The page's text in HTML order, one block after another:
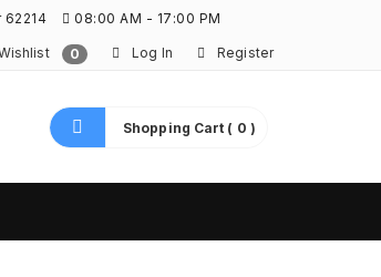
62214 08:00 AM - 17:00 PM
0 Log In Register
Shopping Cart ( 0 )